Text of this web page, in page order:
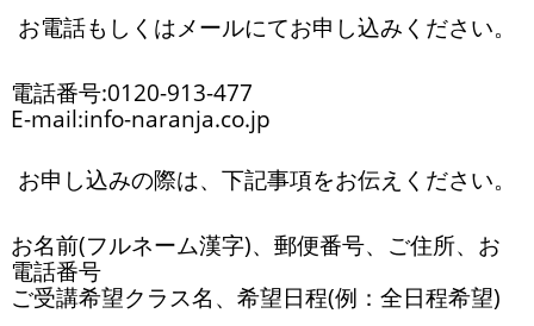
お電話もしくはメールにてお申し込みください。
電話番号:0120-913-477
E-mail:info-naranja.co.jp
お申し込みの際は、下記事項をお伝えください。
お名前(フルネーム漢字)、郵便番号、ご住所、お
電話番号
ご受講希望クラス名、希望日程(例：全日程希望)